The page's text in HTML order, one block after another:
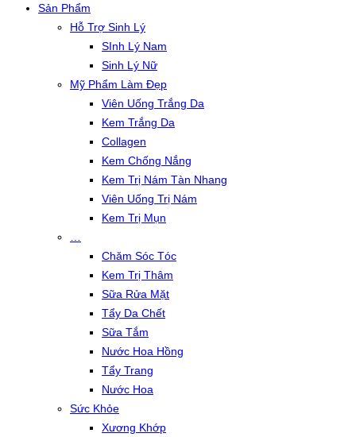
Sản Phẩm
Hỗ Trợ Sinh Lý
SInh Lý Nam
Sinh Lý Nữ
Mỹ Phẩm Làm Đẹp
Viên Uống Trắng Da
Kem Trắng Da
Collagen
Kem Chống Nắng
Kem Trị Nám Tàn Nhang
Viên Uống Trị Nám
Kem Trị Mụn
Chăm Sóc Tóc
Kem Trị Thâm
Sữa Rửa Mặt
Tẩy Da Chết
Sữa Tắm
Nước Hoa Hồng
Tẩy Trang
Nước Hoa
Sức Khỏe
Xương Khớp